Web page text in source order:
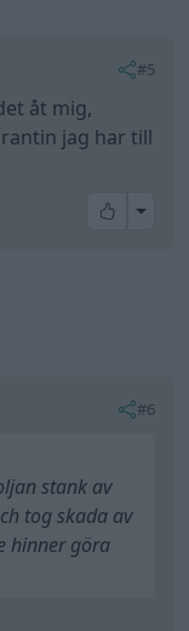
#5
åt mig,
jag har till
All
#6
stank av
tog skada av
hinner göra